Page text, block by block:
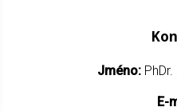
Jméno:
E-